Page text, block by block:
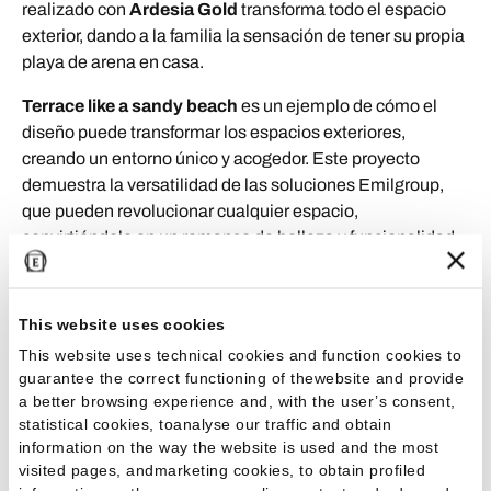
This website uses cookies
This website uses technical cookies and function cookies to
guarantee the correct functioning of thewebsite and provide
a better browsing experience and, with the user’s consent,
statistical cookies, toanalyse our traffic and obtain
information on the way the website is used and the most
visited pages, andmarketing cookies, to obtain profiled
realizado con Ardesia Gold transforma todo el espacio
exterior, dando a la familia la sensación de tener su propia
playa de arena en casa.
Terrace like a sandy beach es un ejemplo de cómo el
diseño puede transformar los espacios exteriores,
creando un entorno único y acogedor. Este proyecto
demuestra la versatilidad de las soluciones Emilgroup,
que pueden revolucionar cualquier espacio,
convirtiéndolo en un remanso de belleza y funcionalidad.
Proyectos relacionados
Exteriores Residencial